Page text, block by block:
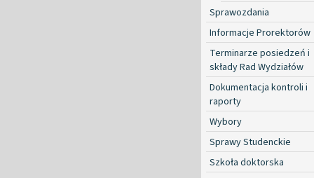
Sprawozdania
Informacje Prorektorów
Terminarze posiedzeń i
składy Rad Wydziałów
Dokumentacja kontroli i
raporty
Wybory
Sprawy Studenckie
Szkoła doktorska